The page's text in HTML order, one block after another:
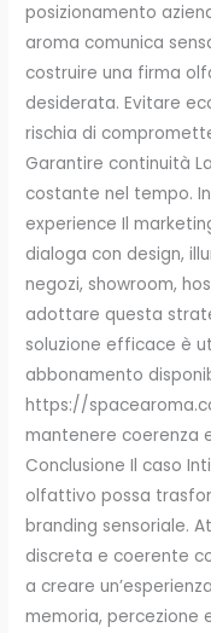
posizionamento
aroma comunica
costruire una firma
desiderata. Evitare
rischia di
Garantire continuità
costante nel tempo.
experience Il
dialoga con design,
negozi, showroom,
adottare questa
soluzione efficace è
abbonamento
https://
mantenere coerenza
Conclusione Il caso
olfattivo possa
branding sensoriale.
discreta e coerente
a creare
memoria, percezione